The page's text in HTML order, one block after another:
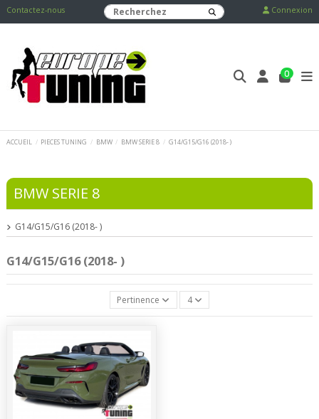
Contactez-nous Connexion
0
ACCUEIL PIECES TUNING BMW BMW SERIE 8 G14/G15/G16 (2018- )
G14/G15/G16 (2018- )
Pertinence 4
BMW SERIE 8
G14/G15/G16 (2018- )